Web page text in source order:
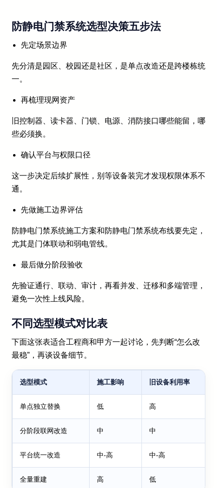
防静电门禁系统选型决策五步法
先定场景边界
先分清是园区、校园还是社区，是单点改造还是跨楼栋统
一。
再梳理现网资产
旧控制器、读卡器、门锁、电源、消防接口哪些能留，哪
些必须换。
确认平台与权限口径
这一步决定后续扩展性，别等设备装完才发现权限体系不
通。
先做施工边界评估
防静电门禁系统施工方案和防静电门禁系统布线要先定，
尤其是门体联动和弱电管线。
最后做分阶段验收
先验证通行、联动、审计，再看并发、迁移和多端管理，
避免一次性上线风险。
不同选型模式对比表
下面这张表适合工程商和甲方一起讨论，先判断“怎么改
最稳”，再谈设备细节。
选型模式 施工影响 旧设备利用率
单点独立替换 低 高
分阶段联网改造 中 中
平台统一改造 中-高 中-高
全量重建 高 低